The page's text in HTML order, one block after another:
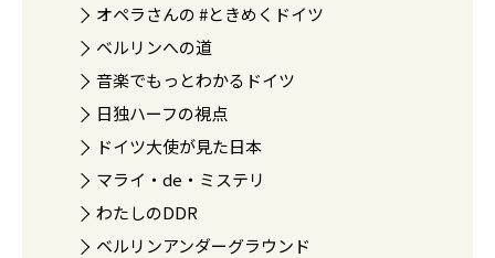
オペラさんの #ときめくドイツ
ベルリンへの道
音楽でもっとわかるドイツ
日独ハーフの視点
ドイツ大使が見た日本
マライ・de・ミステリ
わたしのDDR
ベルリンアンダーグラウンド